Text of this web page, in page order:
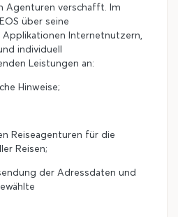
Agenturen verschafft. Im
über seine
Internetnutzern,
individuell
Leistungen an:
Hinweise;
Reiseagenturen für die
Reisen;
der Adressdaten und